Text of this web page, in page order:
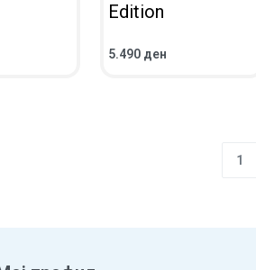
Edition
5.490 ден
ВО КОШНИЧКА
1